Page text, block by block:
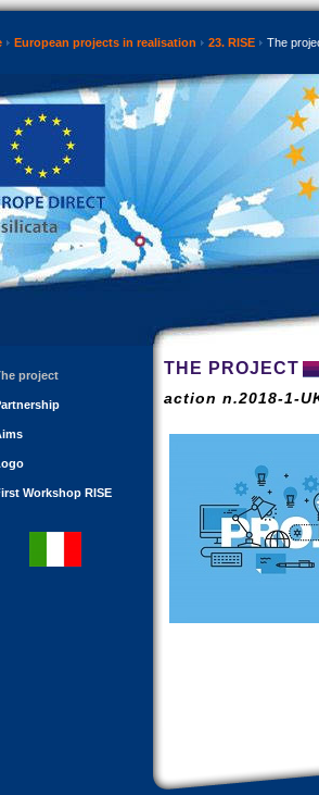
European projects in realisation 23. RISE The
project
Workshop RISE
THE PROJECT
action n.2018-1-